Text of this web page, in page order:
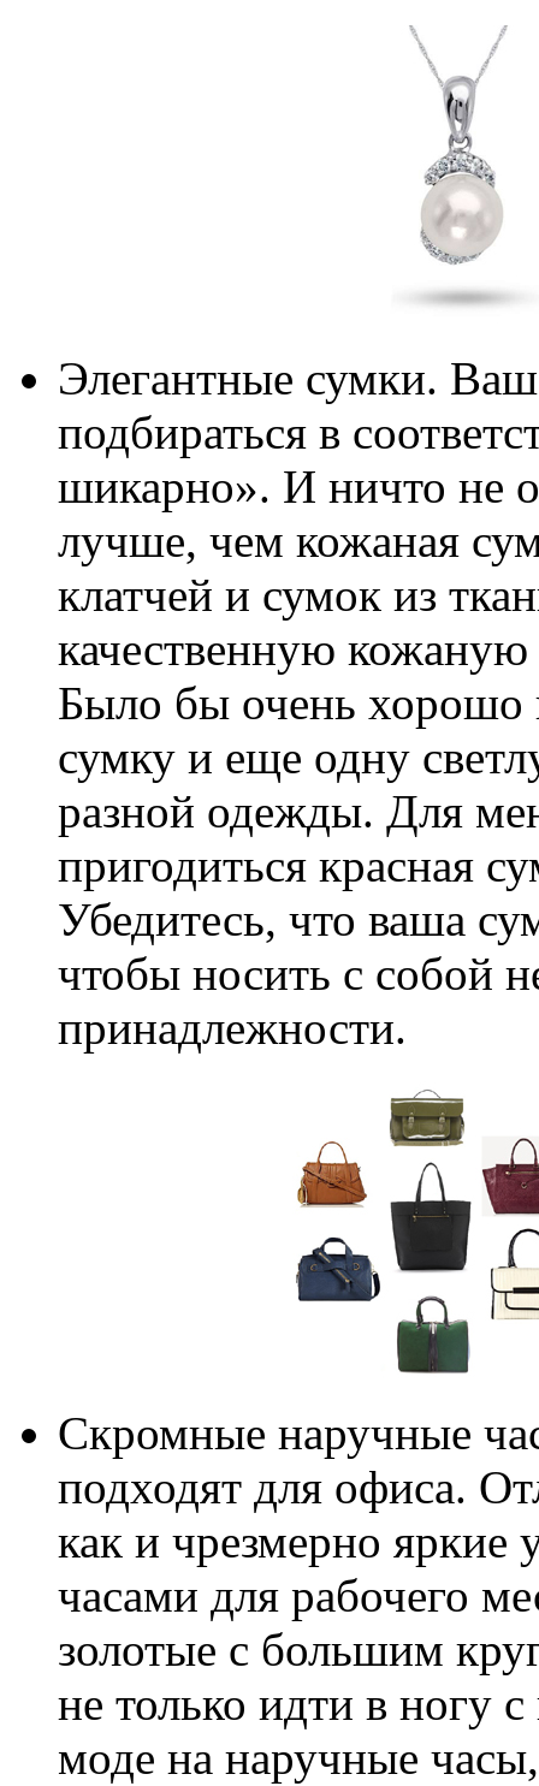
Элегантные сумки.
подбираться в
шикарно». И ничто не
лучше, чем кожаная
клатчей и сумок из
качественную кожаную
Было бы очень
сумку и еще одну
разной одежды. Для
пригодиться красная
Убедитесь, что ваша
чтобы носить с собой
принадлежности.
Скромные наручные
подходят для офиса.
как и чрезмерно
часами для рабочего
золотые с большим
не только идти в ногу
моде на наручные